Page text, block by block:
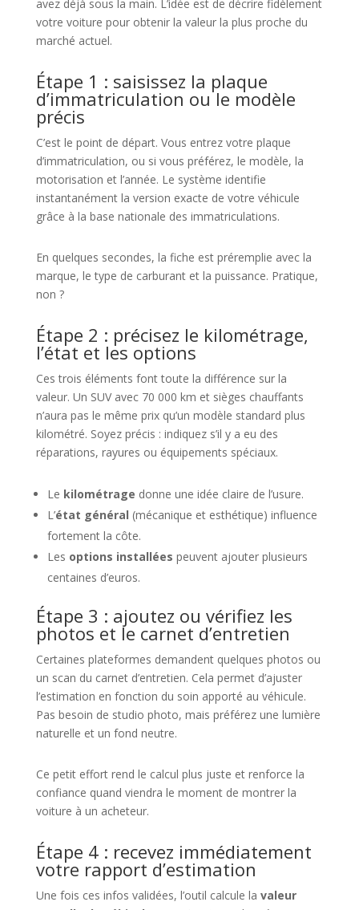
avez déjà sous la main. L’idée est de décrire fidèlement
votre voiture pour obtenir la valeur la plus proche du
marché actuel.
Étape 1 : saisissez la plaque
d’immatriculation ou le modèle
précis
C’est le point de départ. Vous entrez votre plaque
d’immatriculation, ou si vous préférez, le modèle, la
motorisation et l’année. Le système identifie
instantanément la version exacte de votre véhicule
grâce à la base nationale des immatriculations.
En quelques secondes, la fiche est préremplie avec la
marque, le type de carburant et la puissance. Pratique,
non ?
Étape 2 : précisez le kilométrage,
l’état et les options
Ces trois éléments font toute la différence sur la
valeur. Un SUV avec 70 000 km et sièges chauffants
n’aura pas le même prix qu’un modèle standard plus
kilométré. Soyez précis : indiquez s’il y a eu des
réparations, rayures ou équipements spéciaux.
Le kilométrage donne une idée claire de l’usure.
L’état général (mécanique et esthétique) influence
fortement la côte.
Les options installées peuvent ajouter plusieurs
centaines d’euros.
Étape 3 : ajoutez ou vérifiez les
photos et le carnet d’entretien
Certaines plateformes demandent quelques photos ou
un scan du carnet d’entretien. Cela permet d’ajuster
l’estimation en fonction du soin apporté au véhicule.
Pas besoin de studio photo, mais préférez une lumière
naturelle et un fond neutre.
Ce petit effort rend le calcul plus juste et renforce la
confiance quand viendra le moment de montrer la
voiture à un acheteur.
Étape 4 : recevez immédiatement
votre rapport d’estimation
Une fois ces infos validées, l’outil calcule la valeur